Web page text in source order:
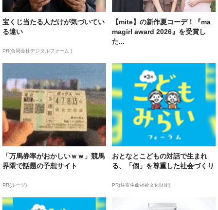
宝くじ当たる人だけが気づいてい
る違い
PR(合同会社デジタルファーム )
【mite】の新作夏コーデ！『ma
magirl award 2026』を受賞し
た...
「万馬券率がおかしいｗｗ」競馬
界隈で話題の予想サイト
PR(ルーツ)
おとなとこどもの対話で生まれ
る、「個」を尊重した社会づくり
PR(住友生命福祉文化財団)